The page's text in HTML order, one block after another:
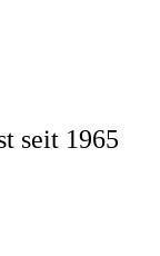
seit 1965